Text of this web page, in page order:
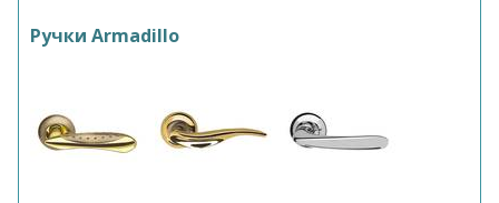
Ручки Armadillo